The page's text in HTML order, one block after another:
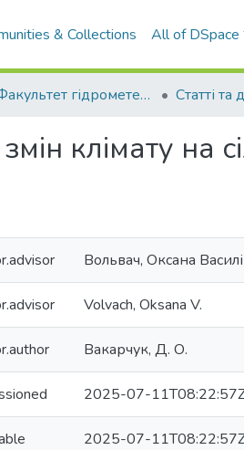
& Collections All of DSpace
05. Факультет гідрометеорології і екології Статті та
клімату на
Вольвач, Оксана
Volvach, Oksana V.
Вакарчук, Д. О.
2025-07-
2025-07-